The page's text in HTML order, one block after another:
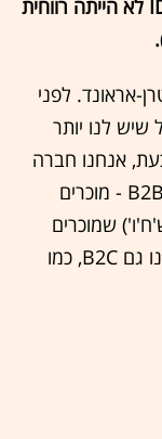
למעשה, ללא רכישת פוינטר, ID Systems לא הייתה רווחית
אראונד. לפני
שיש לנו יותר
כעת, אנחנו חברה
ממוקדת בוורטיקלים בשוק. אנחנו חברת B2B - מוכרים
שמוכרים
לצרכנים שלהם. במקומות ספציפיים יש לנו גם B2C, כמו